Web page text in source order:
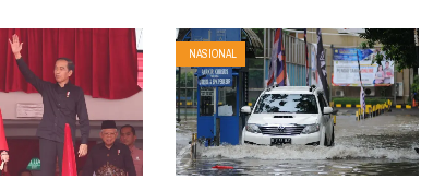
NASIONAL